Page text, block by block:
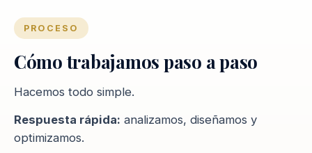
PROCESO
Cómo trabajamos paso a paso
Hacemos todo simple.
Respuesta rápida: analizamos, diseñamos y
optimizamos.